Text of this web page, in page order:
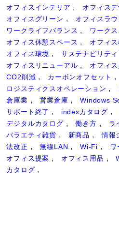
オフィスインテリア
オフィス
オフィスグリーン
オフィスラウ
ワークライフバランス
ワーク
オフィス休憩スペース
オフィ
オフィス環境
サステナビリティ
オフィスリニューアル
オフィ
CO2削減
カーボンオフセット
ロジスティクスオペレーション
倉庫業
営業倉庫 Windows
サポート終了
indexカタログ
デジタルカタログ
働き方
ラ
バラエティ雑貨
新商品 情報
法改正
無線LAN Wi-Fi
ワ
オフィス提案
オフィス用品
カタログ